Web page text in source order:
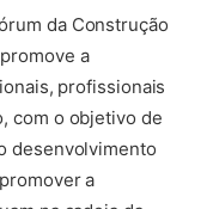
da Construção
a
profissionais
com o objetivo de
desenvolvimento
a